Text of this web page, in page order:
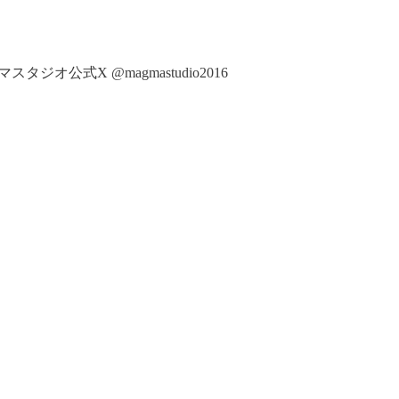
スタジオ公式X @magmastudio2016